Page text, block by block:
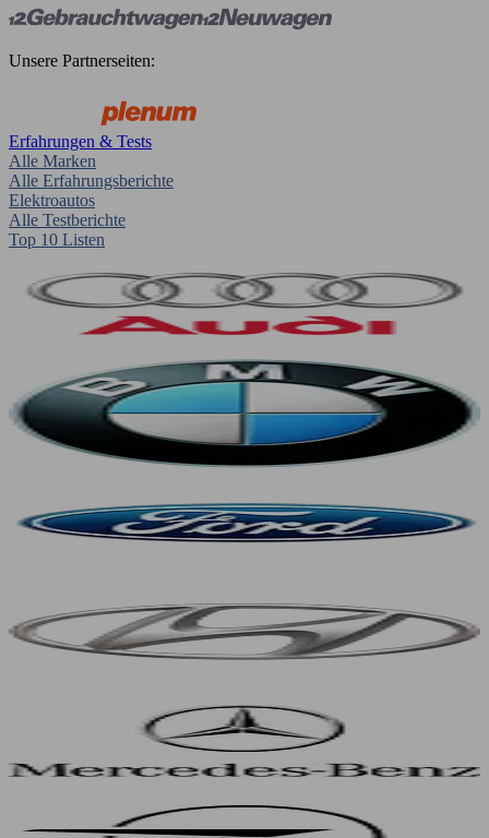
Unsere Partnerseiten:
Erfahrungen & Tests
Alle Marken
Alle Erfahrungsberichte
Elektroautos
Alle Testberichte
Top 10 Listen